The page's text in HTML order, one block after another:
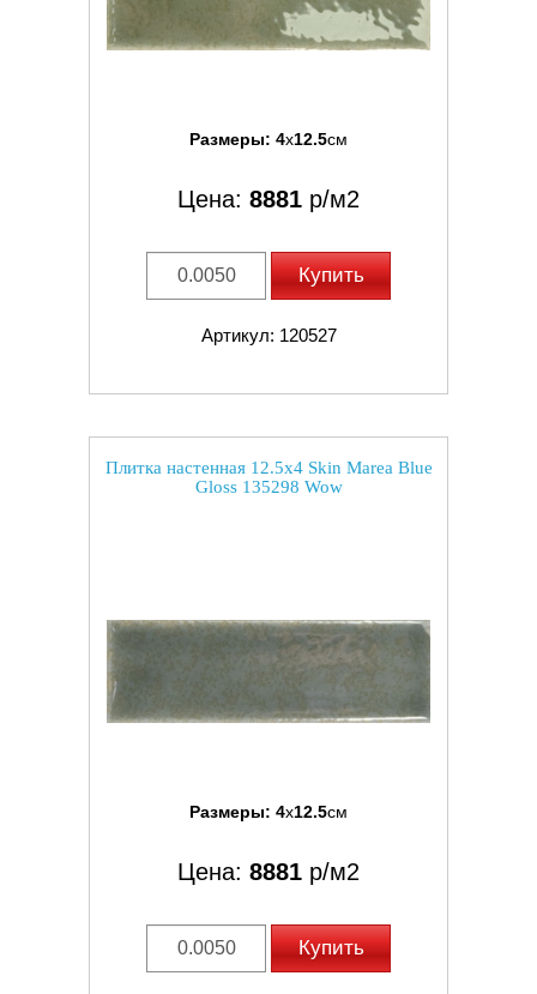
Размеры: 4x12.5см
Цена: 8881 р/м2
Купить
Артикул: 120527
Плитка настенная 12.5x4 Skin Marea Blue
Gloss 135298 Wow
Размеры: 4x12.5см
Цена: 8881 р/м2
Купить